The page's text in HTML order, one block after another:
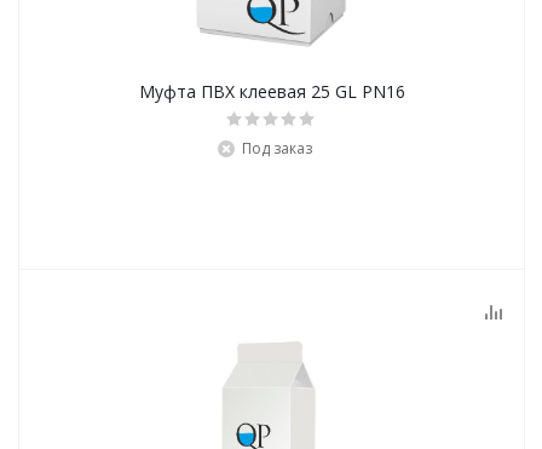
Муфта ПВХ клеевая 25 GL PN16
Под заказ